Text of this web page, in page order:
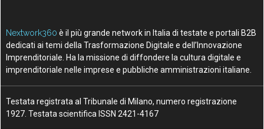
Nextwork360 è il più grande network in Italia di testate e portali B2B
dedicati ai temi della Trasformazione Digitale e dell’Innovazione
Imprenditoriale. Ha la missione di diffondere la cultura digitale e
imprenditoriale nelle imprese e pubbliche amministrazioni italiane.
Testata registrata al Tribunale di Milano, numero registrazione
1927. Testata scientifica ISSN 2421-4167